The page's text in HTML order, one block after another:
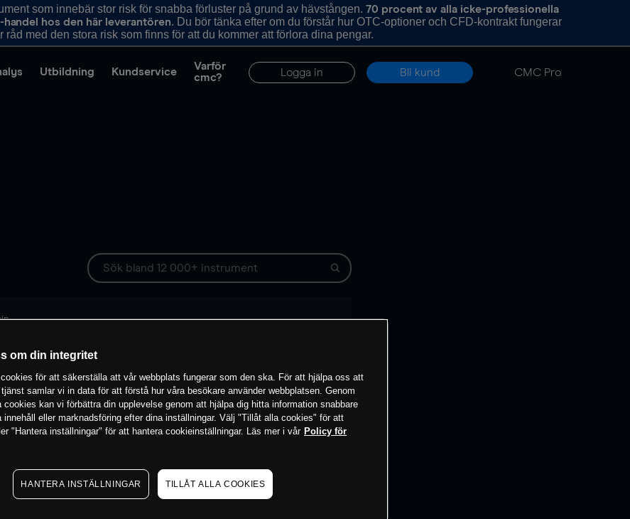
som innebär stor risk för snabba förluster på grund av hävstången. 70 procent av alla icke-professionella
hos den här leverantören. Du bör tänka efter om du förstår hur OTC-optioner och CFD-kontrakt fungerar
råd med den stora risk som finns för att du kommer att förlora dina pengar.
Utbildning Kundservice
Varför
cmc?
Logga in Bli kund CMC Pro
om din integritet
för att säkerställa att vår webbplats fungerar som den ska. För att hjälpa oss att
samlar vi in data för att förstå hur våra besökare använder webbplatsen. Genom
cookies kan vi förbättra din upplevelse genom att hjälpa dig hitta information snabbare
innehåll eller marknadsföring efter dina inställningar. Välj "Tillåt alla cookies" för att
"Hantera inställningar" för att hantera cookieinställningar. Läs mer i vår Policy för
HANTERA INSTÄLLNINGAR TILLÅT ALLA COOKIES